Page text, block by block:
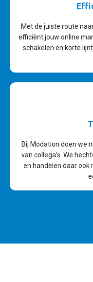
Met de juiste route
efficiënt jouw online
schakelen en korte
Bij Modation doen we
van collega's. We
en handelen daar ook